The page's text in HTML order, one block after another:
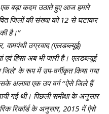
एक बड़ा कदम उठाते हुए आज हमारे
जिलों की संख्या को 12 से घटाकर
है।’’
उग्रवाद (एलडब्ल्यूई)
एवं हिंसा अब भी जारी है। एलडब्ल्यूई
के रूप में उप-वर्गीकृत किया गया
अलावा एक उप वर्ग ‘‘ऐसे जिले हैं
गई थी। पिछली समीक्षा के अनुसार
रिकॉर्ड के अनुसार, 2015 में ऐसे